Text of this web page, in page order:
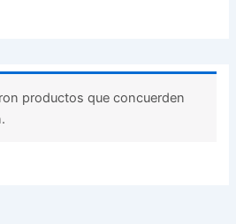
productos que concuerden